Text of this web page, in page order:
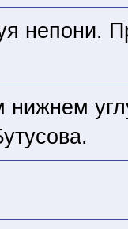
непони.
нижнем